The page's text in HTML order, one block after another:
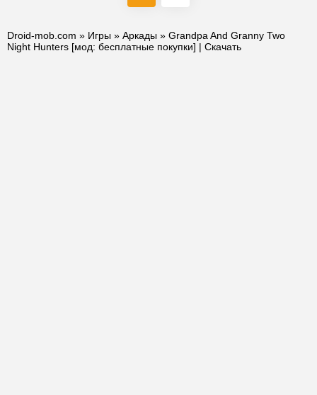
Droid-mob.com » Игры » Аркады » Grandpa And Granny Two
Night Hunters [мод: бесплатные покупки] | Скачать